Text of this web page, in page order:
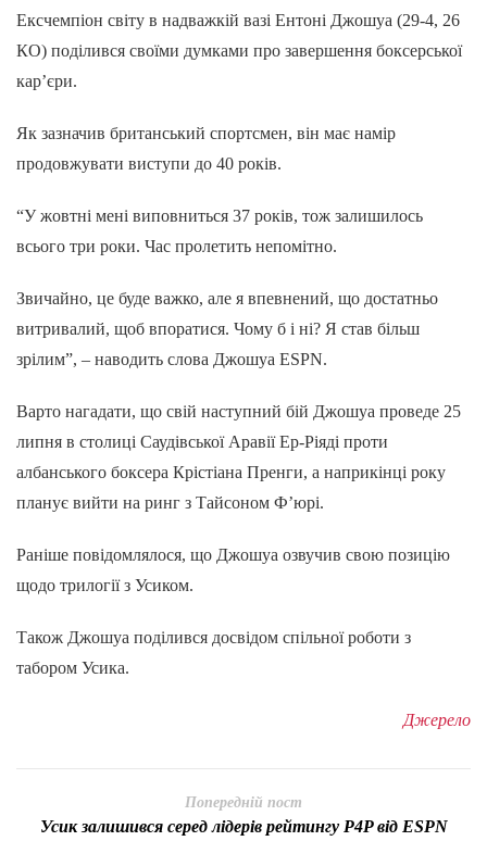
Ексчемпіон світу в надважкій вазі Ентоні Джошуа (29-4, 26
КО) поділився своїми думками про завершення боксерської
кар’єри.
Як зазначив британський спортсмен, він має намір
продовжувати виступи до 40 років.
“У жовтні мені виповниться 37 років, тож залишилось
всього три роки. Час пролетить непомітно.
Звичайно, це буде важко, але я впевнений, що достатньо
витривалий, щоб впоратися. Чому б і ні? Я став більш
зрілим”, – наводить слова Джошуа ESPN.
Варто нагадати, що свій наступний бій Джошуа проведе 25
липня в столиці Саудівської Аравії Ер-Ріяді проти
албанського боксера Крістіана Пренги, а наприкінці року
планує вийти на ринг з Тайсоном Ф’юрі.
Раніше повідомлялося, що Джошуа озвучив свою позицію
щодо трилогії з Усиком.
Також Джошуа поділився досвідом спільної роботи з
табором Усика.
Джерело
Попередній пост
Усик залишився серед лідерів рейтингу P4P від ESPN